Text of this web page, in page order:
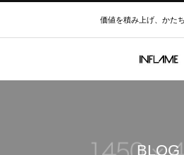
価値を積み上げ、かたち
BLOG